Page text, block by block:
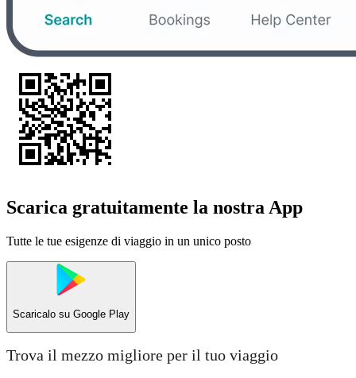
Scarica gratuitamente la nostra App
Tutte le tue esigenze di viaggio in un unico posto
Scaricalo su Google Play
Trova il mezzo migliore per il tuo viaggio